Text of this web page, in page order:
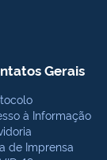
Gerais
à Informação
de Imprensa